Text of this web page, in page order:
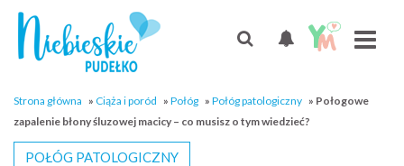
Strona główna » Ciąża i poród » Połóg » Połóg patologiczny » Połogowe
zapalenie błony śluzowej macicy – co musisz o tym wiedzieć?
POŁÓG PATOLOGICZNY